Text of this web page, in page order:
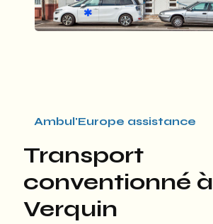
Ambul'Europe assistance
transport
conventionné à
Verquin